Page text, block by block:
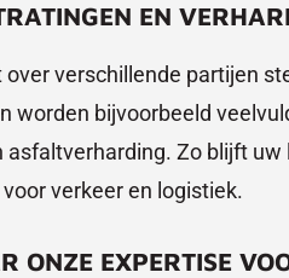
EN
verschillende partijen
worden bijvoorbeeld
asfaltverharding. Zo blijft
verkeer en logistiek.
ONZE EXPERTISE